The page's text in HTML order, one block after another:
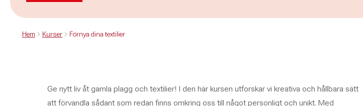
Hem Kurser Förnya dina textilier
Ge nytt liv åt gamla plagg och textilier! I den här kursen utforskar vi kreativa och hållbara sätt
att förvandla sådant som redan finns omkring oss till något personligt och unikt. Med